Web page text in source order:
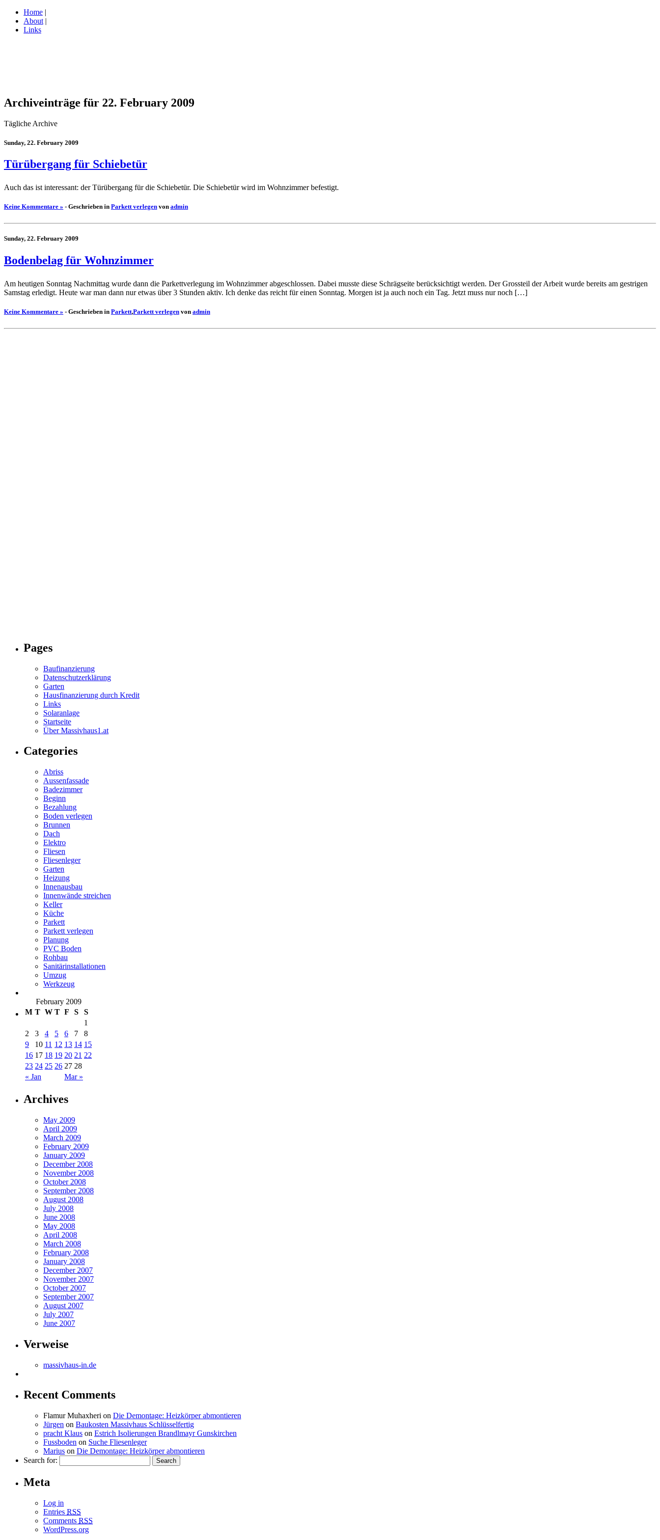
Home |
About |
Links
Archiveinträge für 22. February 2009
Tägliche Archive
Sunday, 22. February 2009
Türübergang für Schiebetür
Auch das ist interessant: der Türübergang für die Schiebetür. Die Schiebetür wird im Wohnzimmer befestigt.
Keine Kommentare » - Geschrieben in Parkett verlegen von admin
Sunday, 22. February 2009
Bodenbelag für Wohnzimmer
Am heutigen Sonntag Nachmittag wurde dann die Parkettverlegung im Wohnzimmer abgeschlossen. Dabei musste diese Schrägseite berücksichtigt werden. Der Grossteil der Arbeit wurde bereits am gestrigen
Samstag erledigt. Heute war man dann nur etwas über 3 Stunden aktiv. Ich denke das reicht für einen Sonntag. Morgen ist ja auch noch ein Tag. Jetzt muss nur noch […]
Keine Kommentare » - Geschrieben in Parkett,Parkett verlegen von admin
Pages
Baufinanzierung
Datenschutzerklärung
Garten
Hausfinanzierung durch Kredit
Links
Solaranlage
Startseite
Über Massivhaus1.at
Categories
Abriss
Aussenfassade
Badezimmer
Beginn
Bezahlung
Boden verlegen
Brunnen
Dach
Elektro
Fliesen
Fliesenleger
Garten
Heizung
Innenausbau
Innenwände streichen
Keller
Küche
Parkett
Parkett verlegen
Planung
PVC Boden
Rohbau
Sanitärinstallationen
Umzug
Werkzeug
February 2009
M T W T F S S
« Jan Mar »
1
2
3 4 5 6 7
8
9
10 11 12 13 14 15
16 17 18 19 20 21 22
23 24 25 26 27 28
Archives
May 2009
April 2009
March 2009
February 2009
January 2009
December 2008
November 2008
October 2008
September 2008
August 2008
July 2008
June 2008
May 2008
April 2008
March 2008
February 2008
January 2008
December 2007
November 2007
October 2007
September 2007
August 2007
July 2007
June 2007
Verweise
massivhaus-in.de
Recent Comments
Flamur Muhaxheri on Die Demontage: Heizkörper abmontieren
Jürgen on Baukosten Massivhaus Schlüsselfertig
pracht Klaus on Estrich Isolierungen Brandlmayr Gunskirchen
Fussboden on Suche Fliesenleger
Marius on Die Demontage: Heizkörper abmontieren
Search for:
Meta
Log in
Entries RSS
Comments RSS
WordPress.org